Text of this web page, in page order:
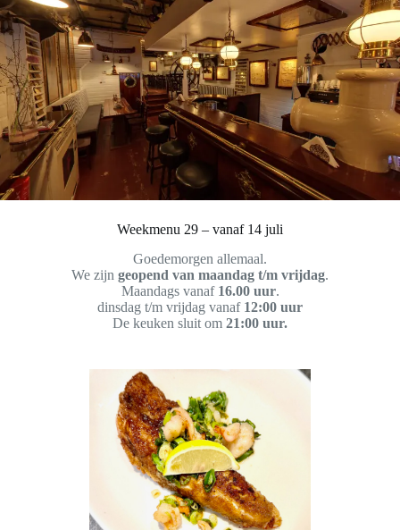
Weekmenu 29 – vanaf 14 juli
Goedemorgen allemaal.
We zijn geopend van maandag t/m vrijdag.
Maandags vanaf 16.00 uur.
dinsdag t/m vrijdag vanaf 12:00 uur
De keuken sluit om 21:00 uur.